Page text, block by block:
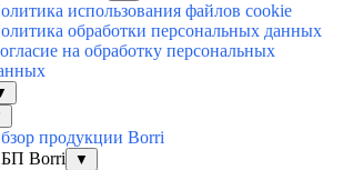
использования файлов cookie
обработки персональных данных
на обработку персональных
продукции Borri
Borri
▼